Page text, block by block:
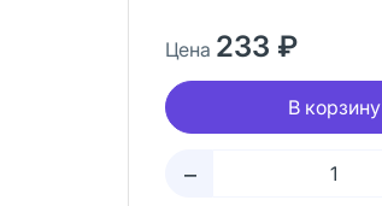
Цена 233 ₽
В корзину
–